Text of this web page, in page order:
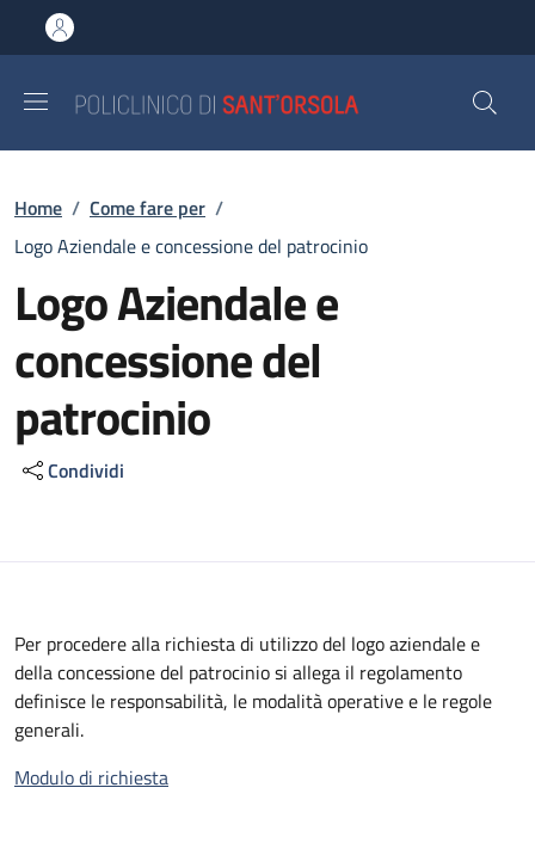
al contenuto principale
to footer content
Briciole di pane
Home / Come fare per /
Logo Aziendale e concessione del patrocinio
Logo Aziendale e
concessione del
patrocinio
Condividi
Per procedere alla richiesta di utilizzo del logo aziendale e
della concessione del patrocinio si allega il regolamento
definisce le responsabilità, le modalità operative e le regole
generali.
Modulo di richiesta